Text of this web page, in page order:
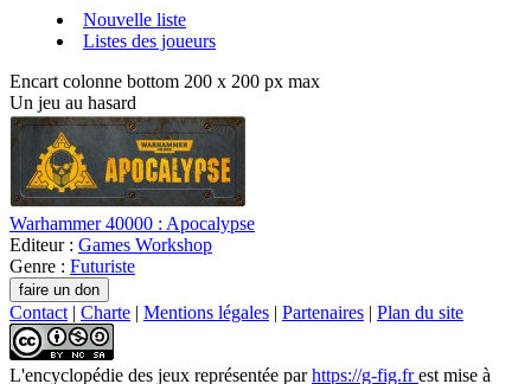
Nouvelle liste
Listes des joueurs
Encart colonne bottom 200 x 200 px max
Un jeu au hasard
Warhammer 40000 : Apocalypse
Editeur : Games Workshop
Genre : Futuriste
Contact | Charte | Mentions légales | Partenaires | Plan du site
L'encyclopédie des jeux représentée parhttps://g-fig.frest mise à